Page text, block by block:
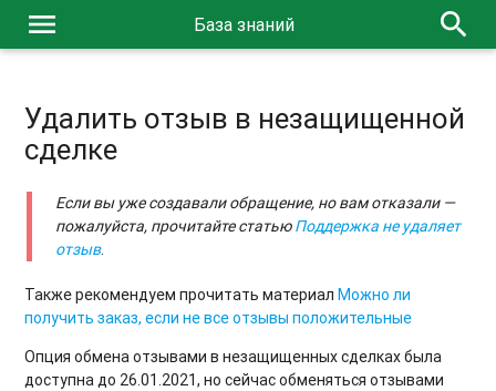
menu База знаний search
Удалить отзыв в незащищенной
сделке
Если вы уже создавали обращение, но вам отказали —
пожалуйста, прочитайте статьюПоддержка не удаляет
отзыв.
Также рекомендуем прочитать материалМожно ли
получить заказ, если не все отзывы положительные
Опция обмена отзывами в незащищенных сделках была
доступна до 26.01.2021, но сейчас обменяться отзывами